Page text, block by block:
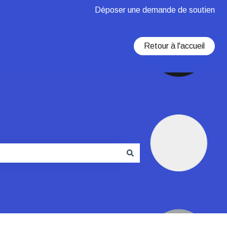
Déposer une demande de soutien
Retour à l'accueil